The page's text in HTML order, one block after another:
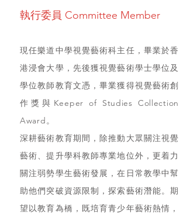
執行委員 Committee Member
現任樂道中學視覺藝術科主任，畢業於香
港浸會大學，先後獲視覺藝術學士學位及
學位教師教育文憑，畢業獲得視覺藝術創
作獎與Keeper of Studies Collection
Award。
深耕藝術教育期間，除推動大眾關注視覺
藝術、提升學科教師專業地位外，更着力
關注弱勢學生藝術發展，在日常教學中幫
助他們突破資源限制，探索藝術潛能。期
望以教育為橋，既培育青少年藝術熱情，